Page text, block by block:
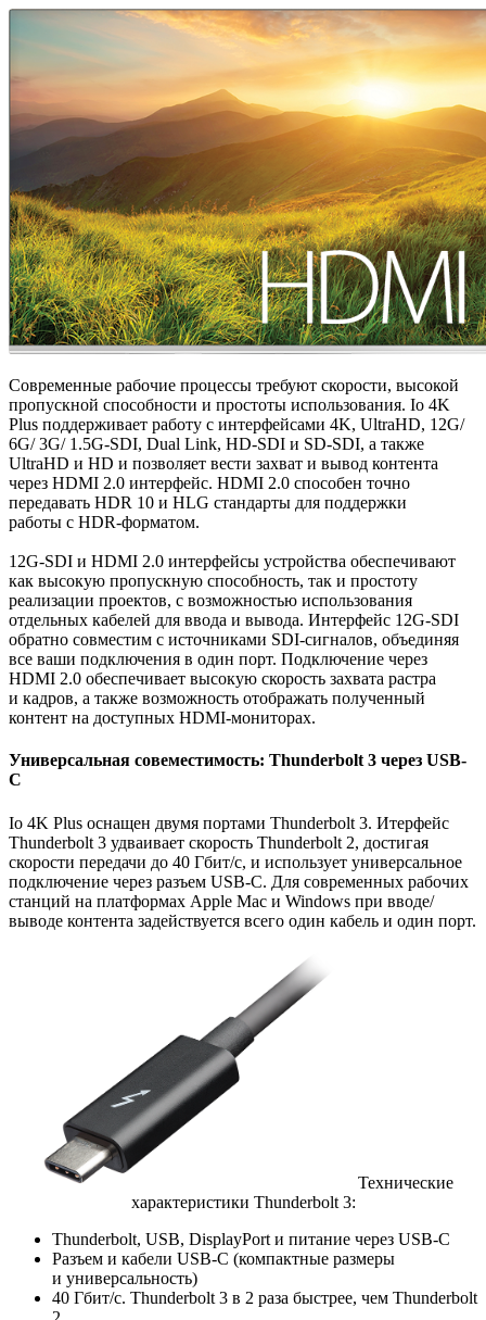
Современные рабочие процессы требуют скорости, высокой
пропускной способности и простоты использования. Io 4K
Plus поддерживает работу с интерфейсами 4K, UltraHD, 12G/
6G/ 3G/ 1.5G-SDI, Dual Link, HD-SDI и SD-SDI, а также
UltraHD и HD и позволяет вести захват и вывод контента
через HDMI 2.0 интерфейс. HDMI 2.0 способен точно
передавать HDR 10 и HLG стандарты для поддержки
работы с HDR-форматом.
12G-SDI и HDMI 2.0 интерфейсы устройства обеспечивают
как высокую пропускную способность, так и простоту
реализации проектов, с возможностью использования
отдельных кабелей для ввода и вывода. Интерфейс 12G-SDI
обратно совместим с источниками SDI-сигналов, объединяя
все ваши подключения в один порт. Подключение через
HDMI 2.0 обеспечивает высокую скорость захвата растра
и кадров, а также возможность отображать полученный
контент на доступных HDMI-мониторах.
Универсальная совеместимость: Thunderbolt 3 через USB-
C
Io 4K Plus оснащен двумя портами Thunderbolt 3. Итерфейс
Thunderbolt 3 удваивает скорость Thunderbolt 2, достигая
скорости передачи до 40 Гбит/с, и использует универсальное
подключение через разъем USB-C. Для современных рабочих
станций на платформах Apple Mac и Windows при вводе/
выводе контента задействуется всего один кабель и один порт.
Технические
характеристики Thunderbolt 3:
Thunderbolt, USB, DisplayPort и питание через USB-C
Разъем и кабели USB-C (компактные размеры
и универсальность)
40 Гбит/с. Thunderbolt 3 в 2 раза быстрее, чем Thunderbolt